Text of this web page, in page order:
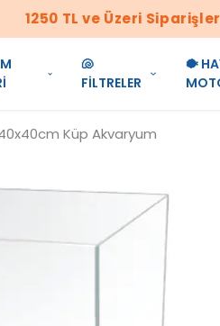
1250 TL ve Üzeri
🐚
FİLTRELER
🐡
Küp Akvaryum